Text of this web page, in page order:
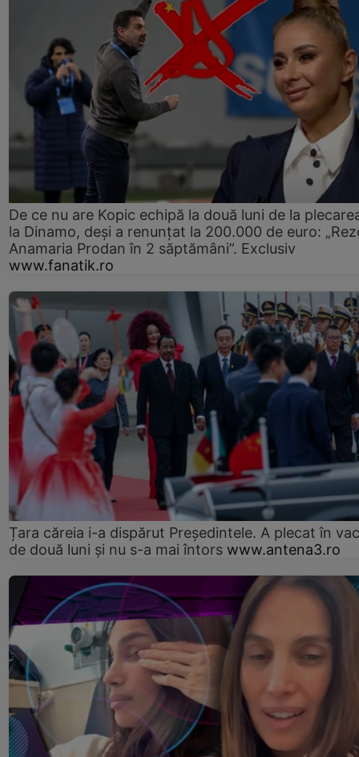
De ce nu are Kopic echipă la două luni de la
la Dinamo, deși a renunțat la 200.000 de euro:
Anamaria Prodan în 2 săptămâni”. Exclusiv
www.fanatik.ro
Țara căreia i-a dispărut Președintele. A plecat în
de două luni și nu s-a mai întors www.antena3.ro